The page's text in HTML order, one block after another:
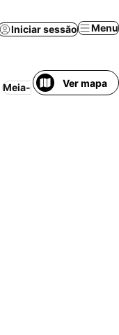
Iniciar sessão Menu
Meia-pensão Piscina
Ver mapa